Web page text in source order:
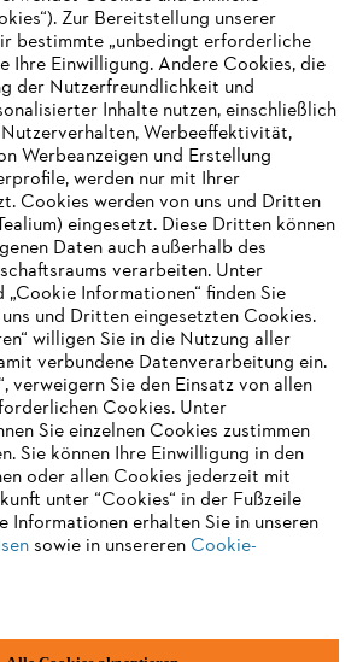
und Organisation
Lieferanten
Zur Bereitstellung unserer
bestimmte „unbedingt erforderliche
Ihre Einwilligung. Andere Cookies, die
der Nutzerfreundlichkeit und
Inhalte nutzen, einschließlich
Werbeeffektivität,
Werbeanzeigen und Erstellung
werden nur mit Ihrer
Cookies werden von uns und Dritten
eingesetzt. Diese Dritten können
Daten auch außerhalb des
verarbeiten. Unter
„Cookie Informationen“ finden Sie
und Dritten eingesetzten Cookies.
willigen Sie in die Nutzung aller
verbundene Datenverarbeitung ein.
verweigern Sie den Einsatz von allen
Cookies. Unter
Sie einzelnen Cookies zustimmen
Sie können Ihre Einwilligung in den
oder allen Cookies jederzeit mit
unter “Cookies“ in der Fußzeile
Informationen erhalten Sie in unseren
sowie in unsereren Cookie-